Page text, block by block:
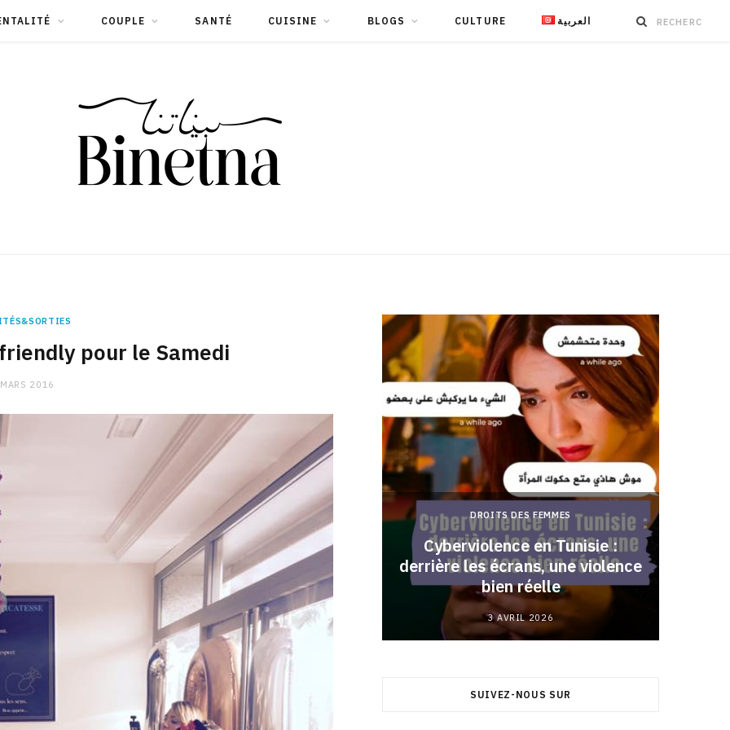
COUPLE SANTÉ CUISINE BLOGS CULTURE العربية
pour le Samedi
2016
CHARGE MENTALE
Stress après le travail :
comment relâcher la pression
9 JANVIER 2026
DROITS DES FEMMES
Cyberviolence en Tunisie :
derrière les écrans, une violence
bien réelle
3 AVRIL 2026
SUIVEZ-NOUS SUR